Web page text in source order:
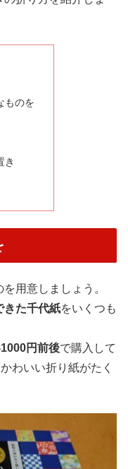
ものを
き
用意しましょう。
きた千代紙をいくつも
円前後で購入して
わいい折り紙がたく